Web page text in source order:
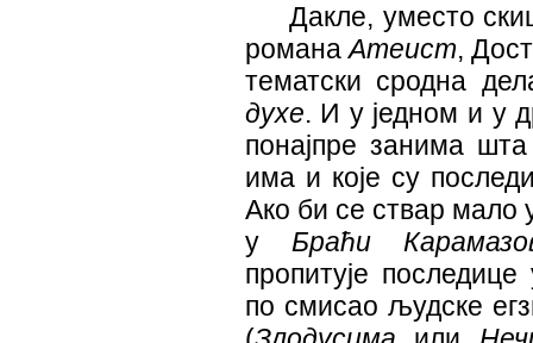
Дакле, уместо
романаАтеист,
тематски сродна
духе. И у једном и у
понајпре занима
има и које су
Ако би се ствар мало
у Браћи
пропитује
по смисао људске